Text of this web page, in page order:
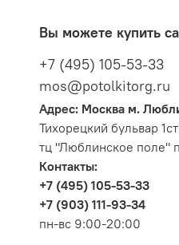
Вы можете купить
+7 (495) 105-53-33
mos@potolkitorg.ru
Адрес: Москва м.
Тихорецкий бульвар
тц "Люблинское поле"
Контакты:
+7 (495) 105-53-33
+7 (903) 111-93-34
пн-вс 9:00-20:00